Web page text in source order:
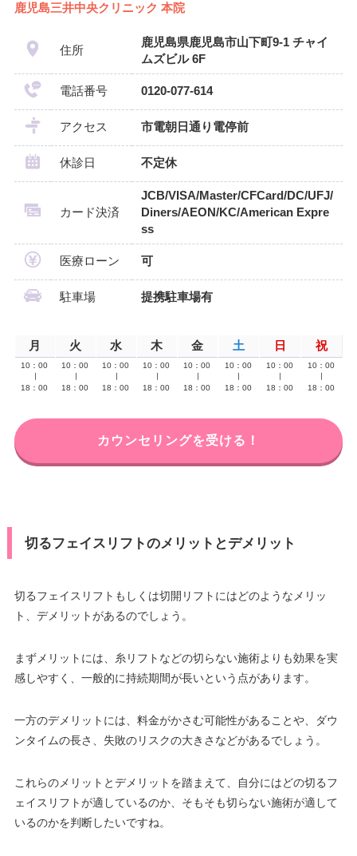
鹿児島三井中央クリニック 本院
住所
鹿児島県鹿児島市山下町9-1 チャイ
ムズビル 6F
電話番号 0120-077-614
アクセス 市電朝日通り電停前
休診日 不定休
カード決済
JCB/VISA/Master/CFCard/DC/UFJ/
Diners/AEON/KC/American Expre
ss
医療ローン 可
駐車場 提携駐車場有
月 火 水 木 金 土 日 祝
10：00
18：00
10：00
18：00
10：00
18：00
10：00
18：00
10：00
18：00
10：00
18：00
10：00
18：00
10：00
18：00
カウンセリングを受ける！
切るフェイスリフトのメリットとデメリット
切るフェイスリフトもしくは切開リフトにはどのようなメリッ
ト、デメリットがあるのでしょう。
まずメリットには、糸リフトなどの切らない施術よりも効果を実
感しやすく、一般的に持続期間が長いという点があります。
一方のデメリットには、料金がかさむ可能性があることや、ダウ
ンタイムの長さ、失敗のリスクの大きさなどがあるでしょう。
これらのメリットとデメリットを踏まえて、自分にはどの切るフ
ェイスリフトが適しているのか、そもそも切らない施術が適して
いるのかを判断したいですね。